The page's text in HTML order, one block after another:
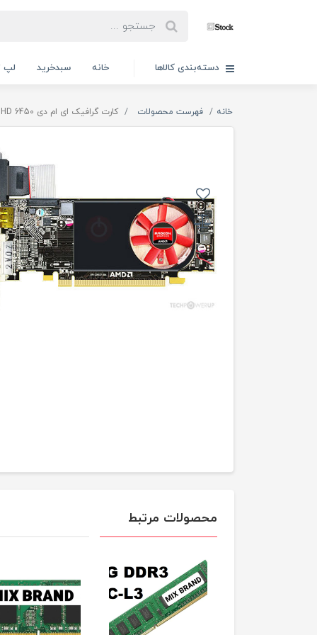
دسته‌بندی کالاها خانه سبدخرید لپ
خانه فهرست محصولات کارت گرافیک ای ام دی AMD Radeon HD 6450
محصولات مرتبط